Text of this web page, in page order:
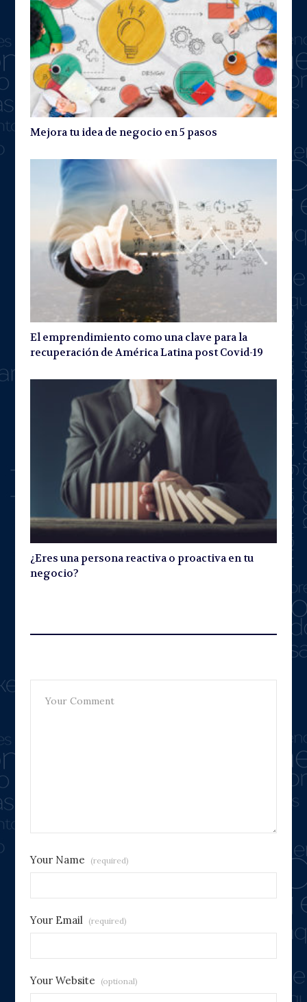
Mejora tu idea de negocio en 5 pasos
El emprendimiento como una clave para la
recuperación de América Latina post Covid-19
¿Eres una persona reactiva o proactiva en tu
negocio?
Your Name (required)
Your Email (required)
Your Website (optional)